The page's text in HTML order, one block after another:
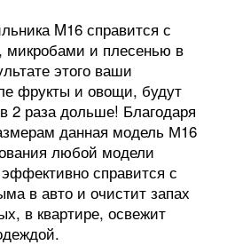
M16 справится с
микробами и плесенью в
этого ваши
фрукты и овощи, будут
2 раза дольше! Благодаря
данная модель М16
любой модели
справится с
в авто и очистит запах
в квартире, освежит